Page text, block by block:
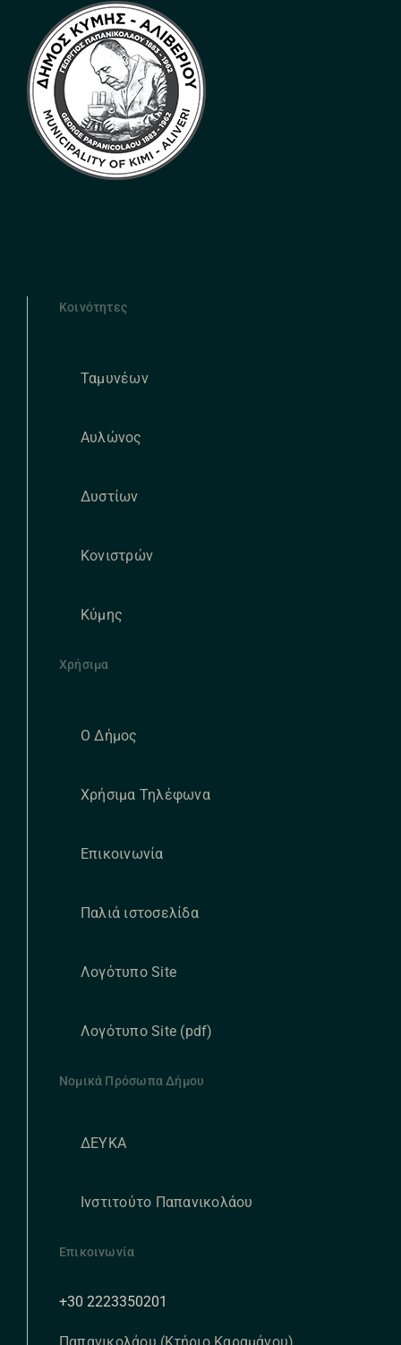
Κοινότητες
Ταμυνέων
Αυλώνος
Δυστίων
Κονιστρών
Κύμης
Χρήσιμα
Ο Δήμος
Χρήσιμα Τηλέφωνα
Επικοινωνία
Παλιά ιστοσελίδα
Λογότυπο Site
Λογότυπο Site (pdf)
Νομικά Πρόσωπα Δήμου
ΔΕΥΚΑ
Ινστιτούτο Παπανικολάου
Επικοινωνία
+30 2223350201